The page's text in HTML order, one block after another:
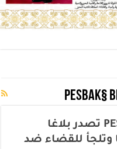
PESBAK§
شركة PESBAK § BENJELLOUN تصدر بلاغا
وتلجأ للقضاء ضد